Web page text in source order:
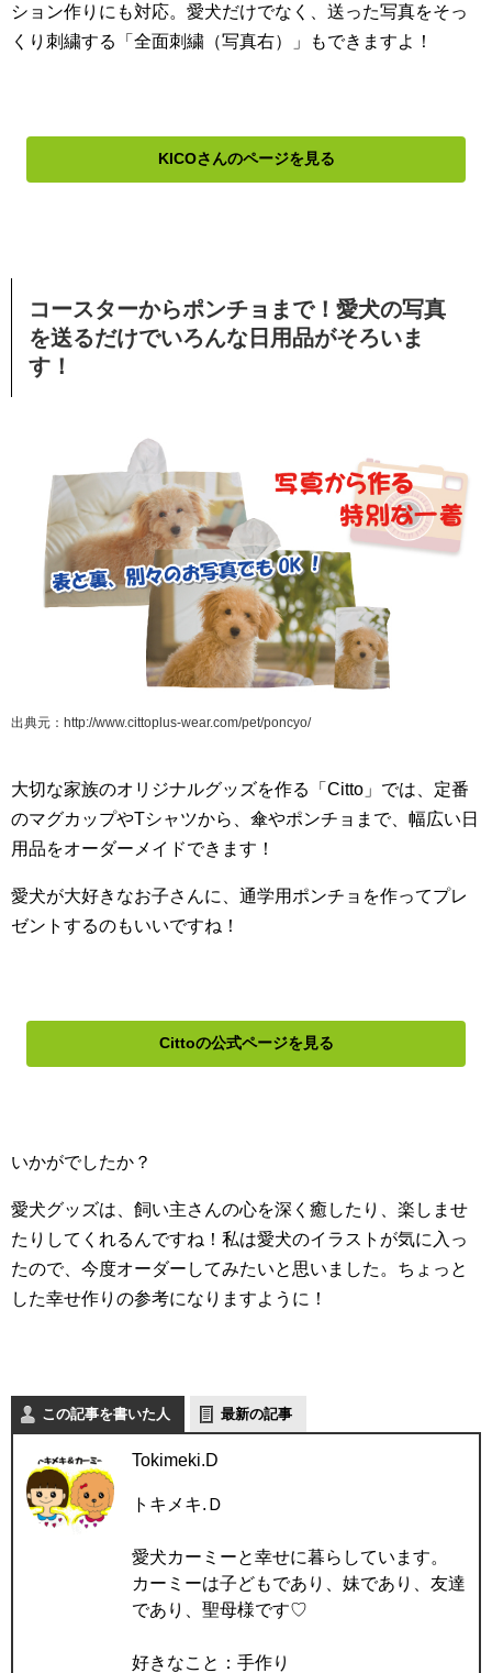
ション作りにも対応。愛犬だけでなく、送った写真をそっ
くり刺繍する「全面刺繍（写真右）」もできますよ！
KICOさんのページを見る
コースターからポンチョまで！愛犬の写真
を送るだけでいろんな日用品がそろいま
す！
出典元：http://www.cittoplus-wear.com/pet/poncyo/
大切な家族のオリジナルグッズを作る「Citto」では、定番
のマグカップやTシャツから、傘やポンチョまで、幅広い日
用品をオーダーメイドできます！
愛犬が大好きなお子さんに、通学用ポンチョを作ってプレ
ゼントするのもいいですね！
Cittoの公式ページを見る
いかがでしたか？
愛犬グッズは、飼い主さんの心を深く癒したり、楽しませ
たりしてくれるんですね！私は愛犬のイラストが気に入っ
たので、今度オーダーしてみたいと思いました。ちょっと
した幸せ作りの参考になりますように！
この記事を書いた人 最新の記事
Tokimeki.D
トキメキ.Ｄ
愛犬カーミーと幸せに暮らしています。
カーミーは子どもであり、妹であり、友達
であり、聖母様です♡
好きなこと：手作り